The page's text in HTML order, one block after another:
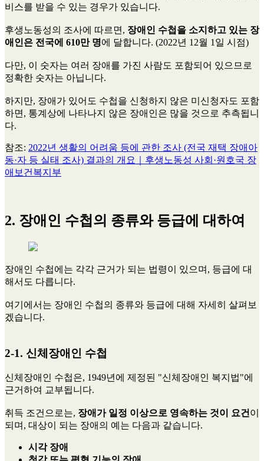
비스를 받을 수 있는 경우가 있습니다.
후생노동성의 조사에 따르면, 장애인 수첩을 소지하고 있는 장
애인은 전국에 610만 명에 달합니다. (2022년 12월 1일 시점)
다만, 이 숫자는 여러 장애를 가진 사람도 포함되어 있으므로
정확한 숫자는 아닙니다.
하지만, 장애가 있어도 수첩을 신청하지 않은 미신청자도 포함
하면, 통계상에 나타나지 않은 장애인은 많을 것으로 추측됩니
다.
참조: 2022년 생활의 어려움 등에 관한 조사 (전국 재택 장애아
동·자 등 실태 조사) 결과의 개요｜후생노동성 사회·원호국 장
애보건복지부
2. 장애인 수첩의 종류와 등급에 대하여
장애인 수첩에는 각각 근거가 되는 법령이 있으며, 등급에 대
해서도 다릅니다.
여기에서는 장애인 수첩의 종류와 등급에 대해 자세히 살펴보
겠습니다.
2-1. 신체장애인 수첩
신체장애인 수첩은, 1949년에 제정된 "신체장애인 복지법"에
근거하여 교부됩니다.
취득 조건으로는, 장애가 일정 이상으로 영속하는 것이 요건 이
되며, 대상이 되는 장애의 예는 다음과 같습니다.
시각 장애